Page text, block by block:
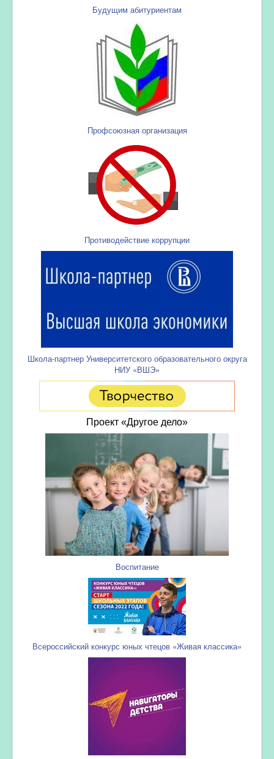
Будущим абитуриентам
Профсоюзная организация
Противодействие коррупции
Школа-партнер Университетского образовательного округа
НИУ «ВШЭ»
Проект «Другое дело»
Воспитание
Всероссийский конкурс юных чтецов «Живая классика»